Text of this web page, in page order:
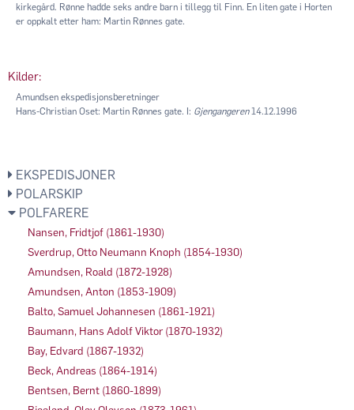
kirkegård. Rønne hadde seks andre barn i tillegg til Finn. En liten gate i Horten
er oppkalt etter ham: Martin Rønnes gate.
Kilder:
Amundsen ekspedisjonsberetninger
Hans-Christian Oset: Martin Rønnes gate. I: Gjengangeren14.12.1996
EKSPEDISJONER
POLARSKIP
POLFARERE
Nansen, Fridtjof (1861-1930)
Sverdrup, Otto Neumann Knoph (1854-1930)
Amundsen, Roald (1872-1928)
Amundsen, Anton (1853-1909)
Balto, Samuel Johannesen (1861-1921)
Baumann, Hans Adolf Viktor (1870-1932)
Bay, Edvard (1867-1932)
Beck, Andreas (1864-1914)
Bentsen, Bernt (1860-1899)